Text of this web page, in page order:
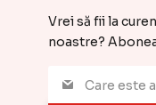
Vrei să fii la
noastre?